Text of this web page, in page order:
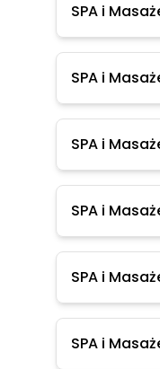
SPA i
SPA i
SPA i
SPA i
SPA i
SPA i